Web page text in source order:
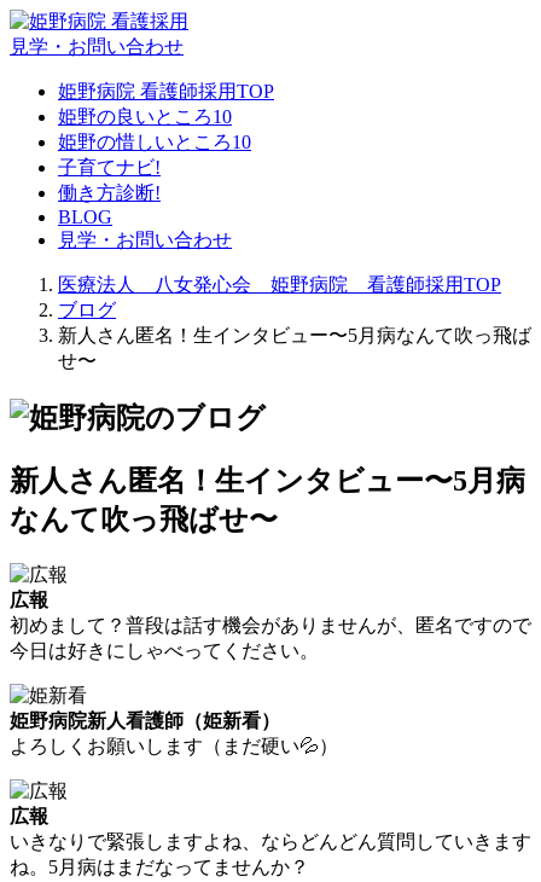
見学 ・お問い合わせ
姫野病院 看護師採用TOP
姫野の良いところ10
姫野の惜しいところ10
子育てナビ!
働き方診断!
BLOG
見学 ・お問い合わせ
医療法人 八女発心会 姫野病院 看護師採用TOP
ブログ
新人さん匿名！生インタビュー〜5月病なんて吹っ飛ば
せ〜
新人さん匿名！生インタビュー〜5月病
なんて吹っ飛ばせ〜
広報
初めまして？普段は話す機会がありませんが、匿名ですので
今日は好きにしゃべってください。
姫野病院新人看護師（姫新看）
よろしくお願いします（まだ硬い💦）
広報
いきなりで緊張しますよね、ならどんどん質問していきます
ね。5月病はまだなってませんか？